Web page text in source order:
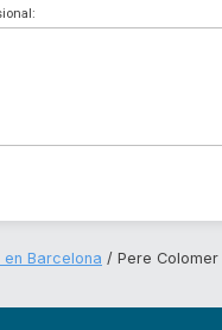
Barcelona Pere Colomer